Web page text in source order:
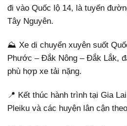
đi vào Quốc lộ 14, là tuyến
Tây Nguyên.
⛰️ Xe di chuyển xuyên suốt
Phước – Đắk Nông – Đắk Lắk,
phù hợp xe tải nặng.
📍 Kết thúc hành trình tại Gia
Pleiku và các huyện lân cận